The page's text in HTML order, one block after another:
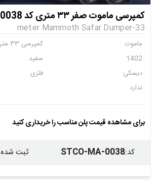
کمپرسی ماموت صفر ۳۳ متری کد STCO-MA-0038
33-meter Mammoth Safar Dumper
ماموت
کمپرسی ۳۳ متری
1402
سفید
دیسکی
فلزی
ندارد
برای مشاهده قیمت پلن مناسب را خریداری کنید
کد:
STCO-MA-0038 ثبت شده در